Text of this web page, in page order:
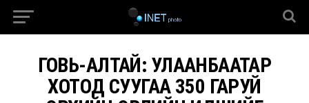
ГОВЬ-АЛТАЙ: УЛААНБААТАР
ХОТОД СУУГАА 350 ГАРУЙ